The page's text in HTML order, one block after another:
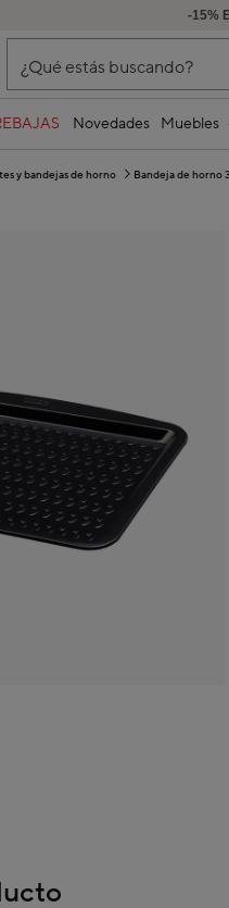
-15%
¿Qué estás buscando?
Novedades Muebles
y bandejas de horno Bandeja de horno